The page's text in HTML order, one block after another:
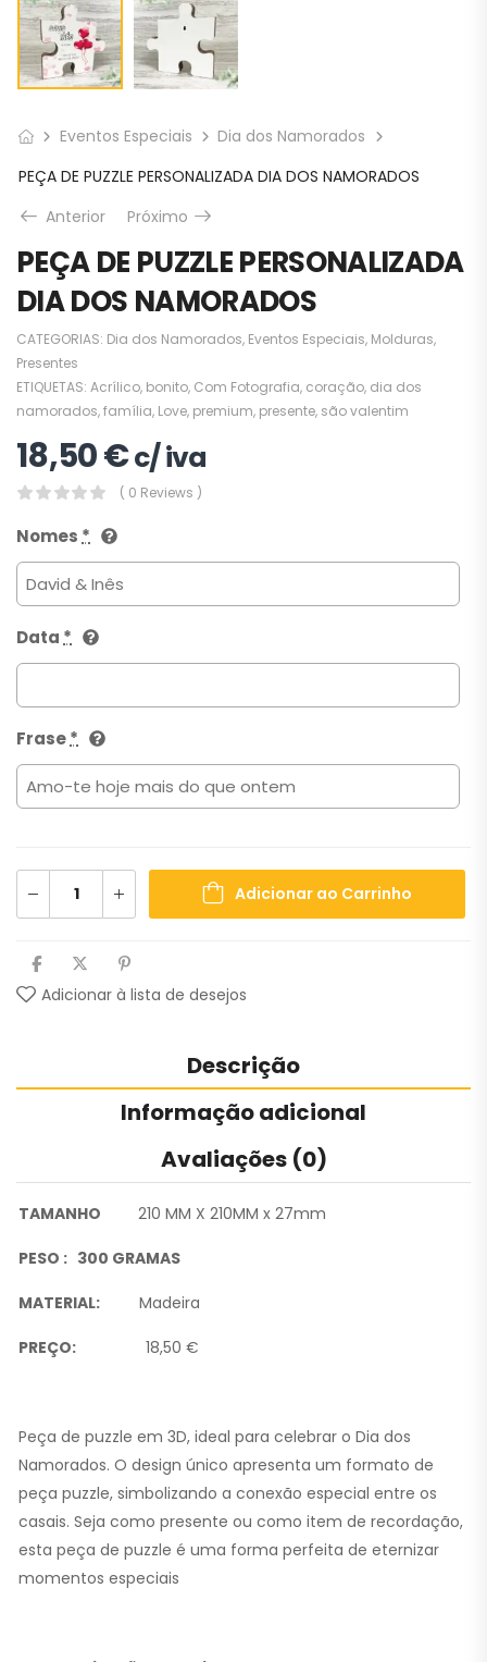
Eventos Especiais
Dia dos Namorados
PEÇA DE PUZZLE PERSONALIZADA DIA DOS NAMORADOS
Anterior
Próximo
PEÇA DE PUZZLE PERSONALIZADA
DIA DOS NAMORADOS
CATEGORIAS: Dia dos Namorados, Eventos Especiais, Molduras,
Presentes
ETIQUETAS: Acrílico, bonito, Com Fotografia, coração, dia dos
namorados,família, Love, premium, presente, são valentim
18,50€c/ iva
( 0 Reviews )
Nomes *
Data *
Frase*
Adicionar ao Carrinho
Adicionar à lista de desejos
Descrição
Informação adicional
Avaliações (0)
TAMANHO 210 MM X 210MM x 27mm
PESO : 300 GRAMAS
MATERIAL: Madeira
PREÇO: 18,50 €
Peça de puzzle em 3D, ideal para celebrar o Dia dos
Namorados. O design único apresenta um formato de
peça puzzle, simbolizando a conexão especial entre os
casais. Seja como presente ou como item de recordação,
esta peça de puzzle é uma forma perfeita de eternizar
momentos especiais